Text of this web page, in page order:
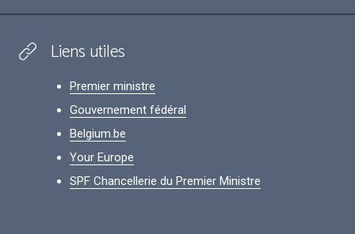
Liens utiles
Premier ministre
Gouvernement fédéral
Belgium.be
Your Europe
SPF Chancellerie du Premier Ministre